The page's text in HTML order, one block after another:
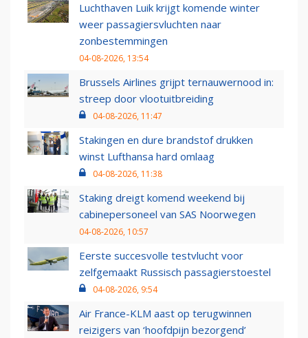
Luchthaven Luik krijgt komende winter
weer passagiersvluchten naar
zonbestemmingen
04-08-2026, 13:54
Brussels Airlines grijpt ternauwernood in:
streep door vlootuitbreiding
04-08-2026, 11:47
Stakingen en dure brandstof drukken
winst Lufthansa hard omlaag
04-08-2026, 11:38
Staking dreigt komend weekend bij
cabinepersoneel van SAS Noorwegen
04-08-2026, 10:57
Eerste succesvolle testvlucht voor
zelfgemaakt Russisch passagierstoestel
04-08-2026, 9:54
Air France-KLM aast op terugwinnen
reizigers van ‘hoofdpijn bezorgend’